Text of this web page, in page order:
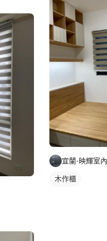
宜蘭-映輝室
木作櫃